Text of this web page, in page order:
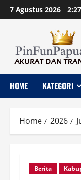
Skip
to
7 Agustus 2026
HOME KATEGORI
Home 2026
Berita